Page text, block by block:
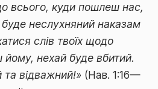
всього, куди пошлеш нас,
неслухняний наказам
слів твоїх щодо
нехай буде вбитий.
та відважний!» (Нав. 1:16—